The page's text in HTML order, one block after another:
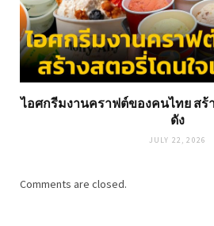
ไอศกรีมงานคราฟต์ของคนไทย สร้
ดัง
JULY 22, 2026
Comments are closed.